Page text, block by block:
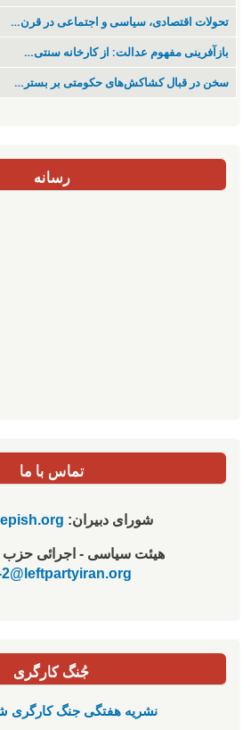
تحولات اقتصادی، سیاسی و اجتماعی در قرن…
بازآفرینی مفهوم عدالت: از کارخانه سنتی…
سخن در قبال کشاکش‌های حکومتی بر بستر…
رسانه
تماس با ما
شورای دبیران:
هیئت سیاسی - اجرائی حزب چپ
2@leftpartyiran.org
جُنگ کارگری
نشریە هفتگی جنگ کارگری شمارە